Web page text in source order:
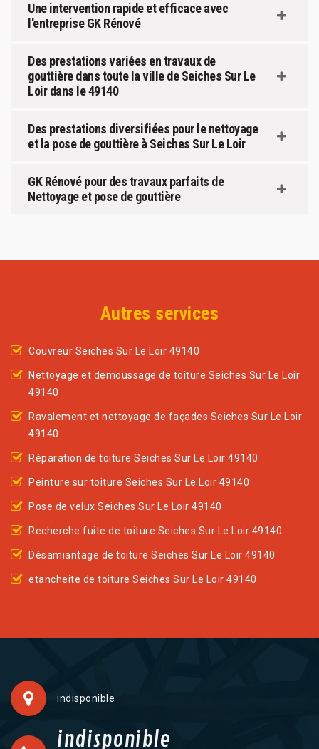
Une intervention rapide et efficace avec
l'entreprise GK Rénové
Des prestations variées en travaux de
gouttière dans toute la ville de Seiches Sur Le
Loir dans le 49140
Des prestations diversifiées pour le nettoyage
et la pose de gouttière à Seiches Sur Le Loir
GK Rénové pour des travaux parfaits de
Nettoyage et pose de gouttière
Autres services
Couvreur Seiches Sur Le Loir 49140
Nettoyage et demoussage de toiture Seiches Sur Le Loir
49140
Ravalement et nettoyage de façades Seiches Sur Le Loir
49140
Réparation de toiture Seiches Sur Le Loir 49140
Peinture sur toiture Seiches Sur Le Loir 49140
Pose de velux Seiches Sur Le Loir 49140
Recherche fuite de toiture Seiches Sur Le Loir 49140
Désamiantage de toiture Seiches Sur Le Loir 49140
etancheite de toiture Seiches Sur Le Loir 49140
indisponible
indisponible